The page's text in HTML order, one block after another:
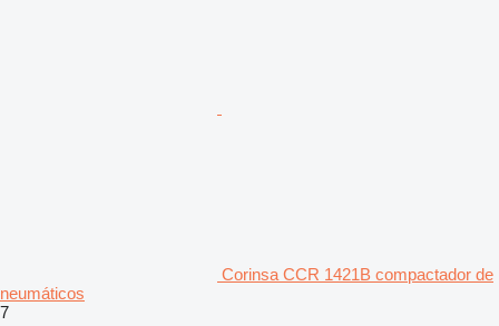
Corinsa CCR 1421B compactador de
neumáticos
7